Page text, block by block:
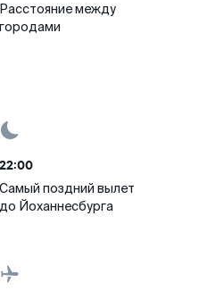
Расстояние между
городами
22:00
Самый поздний вылет
до Йоханнесбурга